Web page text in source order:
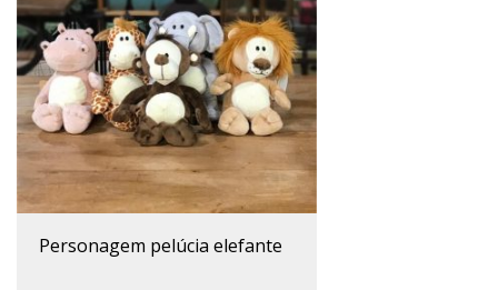
personagem pelúcia elefante